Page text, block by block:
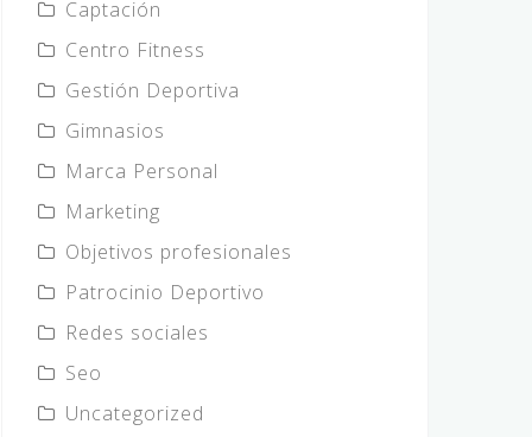
o
Captación
Centro Fitness
Gestión Deportiva
Gimnasios
Marca Personal
Marketing
Objetivos profesionales
Patrocinio Deportivo
Redes sociales
Seo
Uncategorized